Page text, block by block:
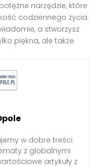
narzędzie, które
codziennego życia.
a stworzysz
piękna, ale także
w dobre treści.
z globalnymi
artykuły z